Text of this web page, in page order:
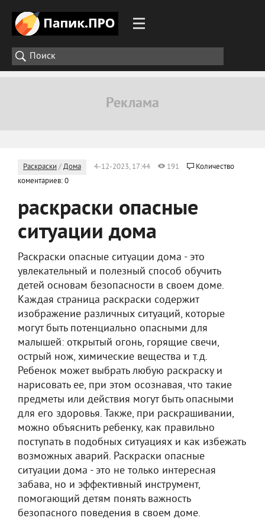
Раскраски /Дома 4-12-2023, 17:44 191
Количество
коментариев: 0
раскраски опасные
ситуации дома
Раскраски опасные ситуации дома - это
увлекательный и полезный способ обучить
детей основам безопасности в своем доме.
Каждая страница раскраски содержит
изображение различных ситуаций, которые
могут быть потенциально опасными для
малышей: открытый огонь, горящие свечи,
острый нож, химические вещества и т.д.
Ребенок может выбрать любую раскраску и
нарисовать ее, при этом осознавая, что такие
предметы или действия могут быть опасными
для его здоровья. Также, при раскрашивании,
можно объяснить ребенку, как правильно
поступать в подобных ситуациях и как избежать
возможных аварий. Раскраски опасные
ситуации дома - это не только интересная
забава, но и эффективный инструмент,
помогающий детям понять важность
безопасного поведения в своем доме.